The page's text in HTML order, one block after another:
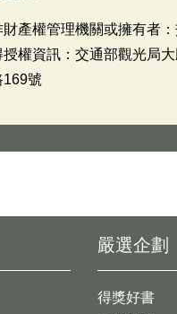
財產權管理機關或擁有者
授權資訊：交通部觀光局
169號
嚴選企劃
得獎好書